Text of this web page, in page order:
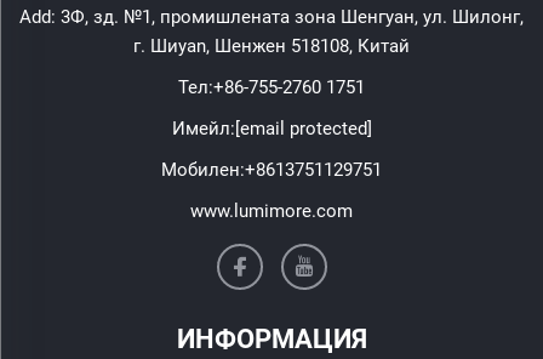
Add: 3Ф, зд. №1, промишлената зона Шенгуан, ул. Шилонг,
г. Шиyan, Шенжен 518108, Китай
Тел:+86-755-2760 1751
Имейл:[email protected]
Мобилен:+8613751129751
www.lumimore.com
ИНФОРМАЦИЯ